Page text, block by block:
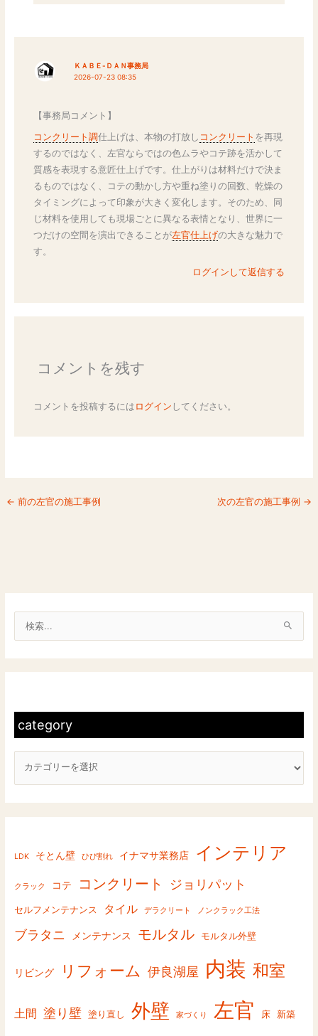
ＫＡＢＥ-ＤＡＮ事務局
2026-07-23 08:35
【事務局コメント】
コンクリート調仕上げは、本物の打放し コンクリート を再現
するのではなく、左官ならではの色ムラやコテ跡を活かして
質感を表現する意匠仕上げです。仕上がりは材料だけで決ま
るものではなく、コテの動かし方や重ね塗りの回数、乾燥の
タイミングによって印象が大きく変化します。そのため、同
じ材料を使用しても現場ごとに異なる表情となり、世界に一
つだけの空間を演出できることが左官仕上げの大きな魅力で
す。
ログインして返信する
コメントを残す
コメントを投稿するには ログイン してください。
← 前の左官の施工事例 次の左官の施工事例 →
category
g
r
LDK そとん壁 ひび割れ イナマサ業務店 インテリア
クラック コテ コンクリート ジョリパット
セルフメンテナンス タイル デラクリート ノンクラック工法
ブラタニ メンテナンス モルタル モルタル外壁
リビング リフォーム 伊良湖屋 内装 和室
土間 塗り壁 塗り直し 外壁 家づくり 左官 床 新築